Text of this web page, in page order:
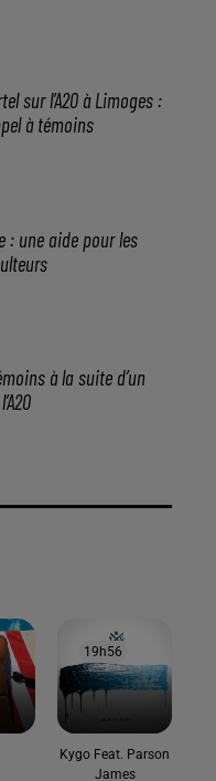
sur l’A20 à Limoges :
à témoins
: une aide pour les
à la suite d’un
19h56
19h56
Kygo Feat. Parson
James